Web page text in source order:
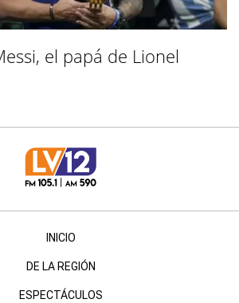
el papá de Lionel
INICIO
DE LA REGIÓN
ESPECTÁCULOS